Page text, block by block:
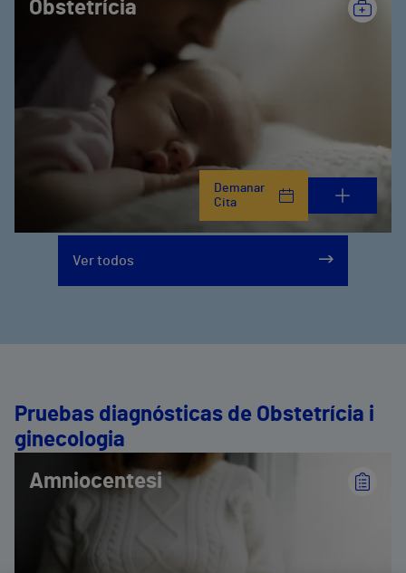
Obstetrícia
Demanar
Cita
Ver todos
Pruebas diagnósticas de Obstetrícia i
ginecologia
Amniocentesi